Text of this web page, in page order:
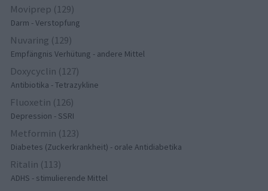
Moviprep (129)
Darm - Verstopfung
Nuvaring (129)
Empfängnis Verhütung - andere Mittel
Doxycyclin (127)
Antibiotika - Tetrazykline
Fluoxetin (126)
Depression - SSRI
Metformin (123)
Diabetes (Zuckerkrankheit) - orale Antidiabetika
Ritalin (113)
ADHS - stimulierende Mittel